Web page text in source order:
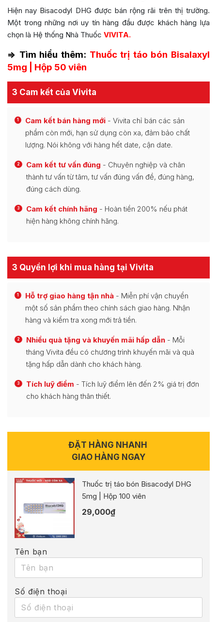
Hiện nay Bisacodyl DHG được bán rộng rãi trên thị trường.
Một trong những nơi uy tín hàng đầu được khách hàng lựa
chọn là Hệ thống Nhà Thuốc VIVITA.
=> Tìm hiểu thêm: Thuốc trị táo bón Bisalaxyl
5mg | Hộp 50 viên
3 Cam kết của Vivita
1 Cam kết bán hàng mới - Vivita chỉ bán các sản
phẩm còn mới, hạn sử dụng còn xa, đảm bảo chất
lượng. Nói không với hàng hết date, cận date.
2 Cam kết tư vấn đúng - Chuyên nghiệp và chân
thành tư vấn từ tâm, tư vấn đúng vấn đề, đúng hàng,
đúng cách dùng.
3 Cam kết chính hãng - Hoàn tiền 200% nếu phát
hiện hàng không chính hãng.
3 Quyền lợi khi mua hàng tại Vivita
1 Hỗ trợ giao hàng tận nhà - Miễn phí vận chuyển
một số sản phẩm theo chính sách giao hàng. Nhận
hàng và kiểm tra xong mới trả tiền.
2 Nhiều quà tặng và khuyến mãi hấp dẫn - Mỗi
tháng Vivita đều có chương trình khuyến mãi và quà
tặng hấp dẫn dành cho khách hàng.
3 Tích luỹ điểm - Tích luỹ điểm lên đến 2% giá trị đơn
cho khách hàng thân thiết.
ĐẶT HÀNG NHANH
GIAO HÀNG NGAY
Thuốc trị táo bón Bisacodyl DHG
5mg | Hộp 100 viên
29,000₫
Tên bạn
Số điện thoại